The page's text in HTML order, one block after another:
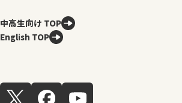
中高生向け TOP
English TOP